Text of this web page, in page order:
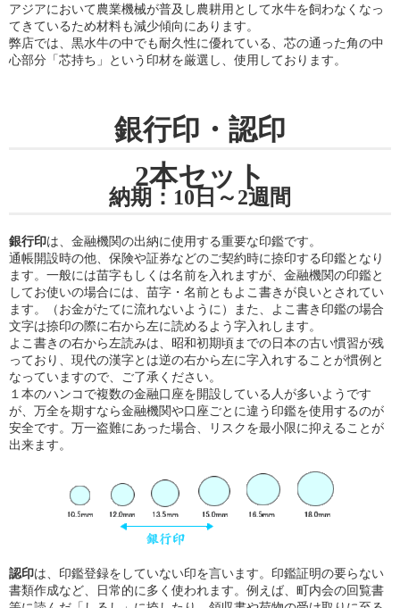
アジアにおいて農業機械が普及し農耕用として水牛を飼わなくなっ
てきているため材料も減少傾向にあります。
弊店では、黒水牛の中でも耐久性に優れている、芯の通った角の中
心部分「芯持ち」という印材を厳選し、使用しております。
銀行印・認印
2本セット
納期：10日～2週間
銀行印は、金融機関の出納に使用する重要な印鑑です。
通帳開設時の他、保険や証券などのご契約時に捺印する印鑑となり
ます。一般には苗字もしくは名前を入れますが、金融機関の印鑑と
してお使いの場合には、苗字・名前ともよこ書きが良いとされてい
ます。（お金がたてに流れないように）また、よこ書き印鑑の場合
文字は捺印の際に右から左に読めるよう字入れします。
よこ書きの右から左読みは、昭和初期頃までの日本の古い慣習が残
っており、現代の漢字とは逆の右から左に字入れすることが慣例と
なっていますので、ご了承ください。
１本のハンコで複数の金融口座を開設している人が多いようです
が、万全を期すなら金融機関や口座ごとに違う印鑑を使用するのが
安全です。万一盗難にあった場合、リスクを最小限に抑えることが
出来ます。
認印は、印鑑登録をしていない印を言います。印鑑証明の要らない
書類作成など、日常的に多く使われます。例えば、町内会の回覧書